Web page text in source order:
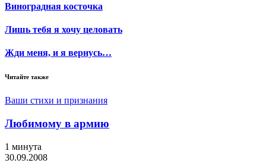
Виноградная косточка
Лишь тебя я хочу целовать
Жди меня, и я вернусь…
Читайте также
Ваши стихи и признания
Любимому в армию
1 минута
30.09.2008